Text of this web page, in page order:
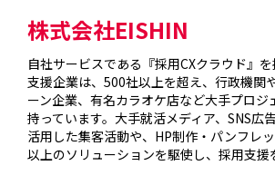
株式会社EISHIN
自社サービスである『採用CXクラウド』を
支援企業は、500社以上を超え、行政機関
ーン企業、有名カラオケ店など大手プロジ
持っています。大手就活メディア、SNS広
活用した集客活動や、HP制作・パンフレ
以上のソリューションを駆使し、採用支援